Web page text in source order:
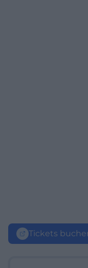
Tickets